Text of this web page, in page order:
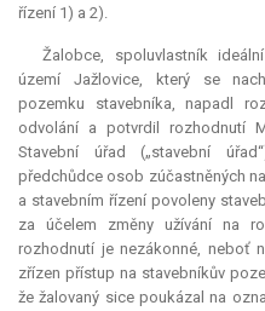
řízení 1) a 2).
Žalobce, spoluvlastník
území Jažlovice, který se
pozemku stavebníka, napadl
odvolání a potvrdil rozhodnutí
Stavební úřad („stavební
předchůdce osob zúčastněných
a stavebním řízení povoleny
za účelem změny užívání na
rozhodnutí je nezákonné, neboť
zřízen přístup na stavebníkův
že žalovaný sice poukázal na